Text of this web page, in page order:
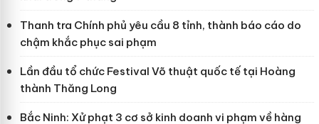
Thanh tra Chính phủ yêu cầu 8 tỉnh, thành báo cáo do
chậm khắc phục sai phạm
Lần đầu tổ chức Festival Võ thuật quốc tế tại Hoàng
thành Thăng Long
Bắc Ninh: Xử phạt 3 cơ sở kinh doanh vi phạm về hàng